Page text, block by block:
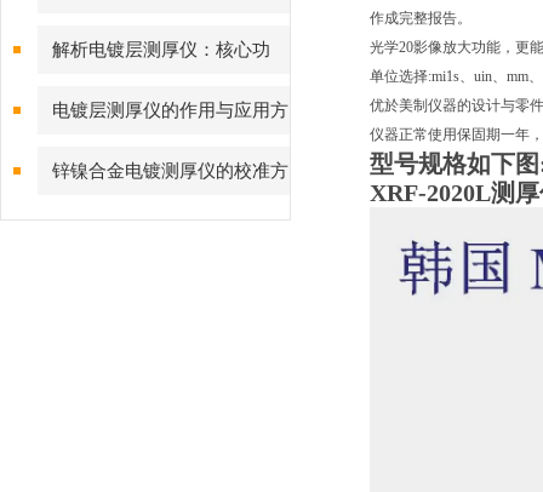
密协作的科技密码
解析电镀层测厚仪：核心功
能、行业应用与技术亮点
电镀层测厚仪的作用与应用方
向分析
锌镍合金电镀测厚仪的校准方
法与重要性
作成完整报告。
光学20影像放大功能，更
单位选择:mi1s、uin、mm
优於美制仪器的设计与零
仪器正常使用保固期一年
型号规格如下
XRF-2020L测